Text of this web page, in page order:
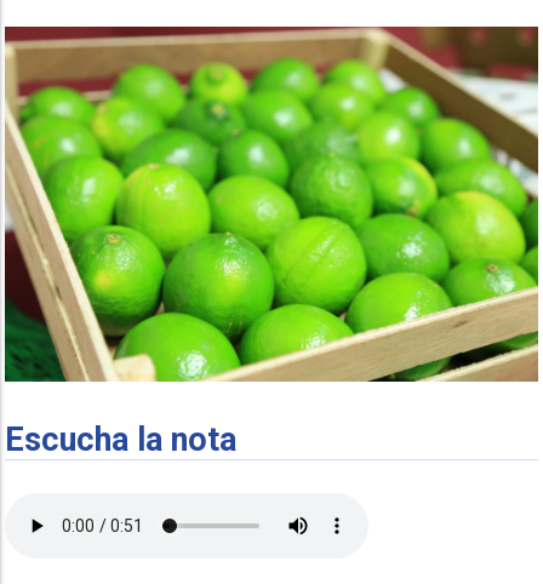
Escucha la nota